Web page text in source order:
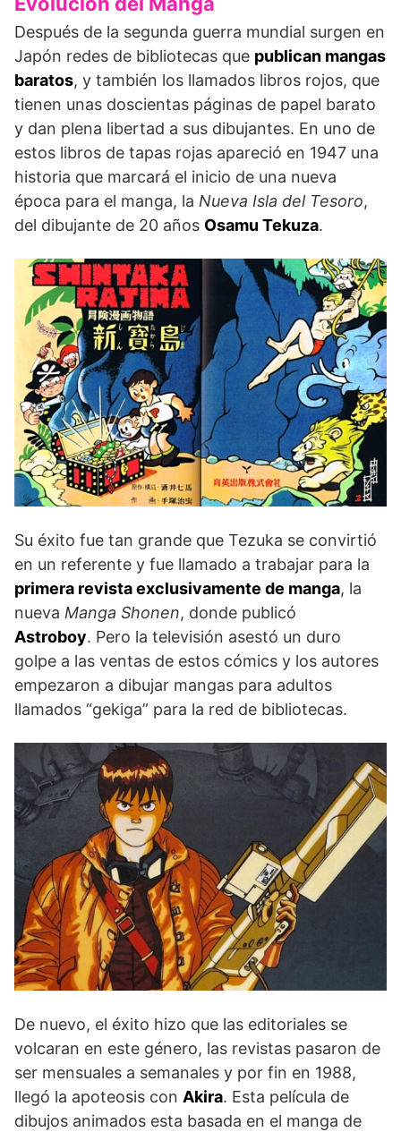
Después de la segunda guerra mundial surgen en
Japón redes de bibliotecas que publican mangas
baratos, y también los llamados libros rojos, que
tienen unas doscientas páginas de papel barato
y dan plena libertad a sus dibujantes. En uno de
estos libros de tapas rojas apareció en 1947 una
historia que marcará el inicio de una nueva
época para el manga, la Nueva Isla del Tesoro,
del dibujante de 20 años Osamu Tekuza.
Su éxito fue tan grande que Tezuka se convirtió
en un referente y fue llamado a trabajar para la
primera revista exclusivamente de manga, la
nueva Manga Shonen, donde publicó
Astroboy. Pero la televisión asestó un duro
golpe a las ventas de estos cómics y los autores
empezaron a dibujar mangas para adultos
llamados “gekiga” para la red de bibliotecas.
De nuevo, el éxito hizo que las editoriales se
volcaran en este género, las revistas pasaron de
ser mensuales a semanales y por fin en 1988,
llegó la apoteosis con Akira. Esta película de
dibujos animados esta basada en el manga de